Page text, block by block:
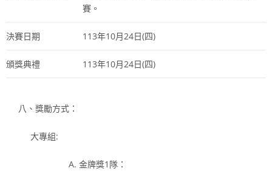
賽。
決賽日期 113年10月24日(四)
頒獎典禮 113年10月24日(四)
八、獎勵方式：
大專組:
金牌獎1隊：